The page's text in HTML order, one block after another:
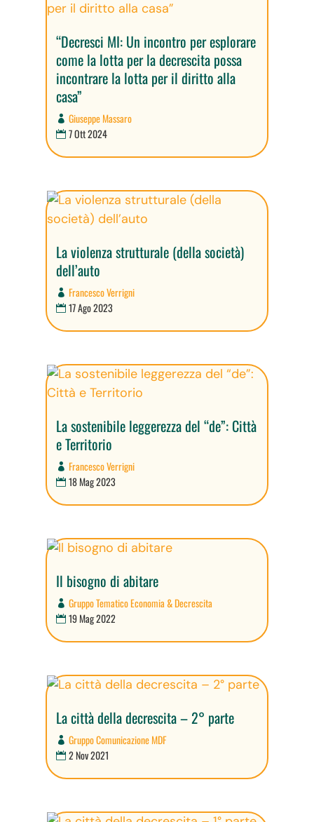
“Decresci MI: Un incontro per esplorare
come la lotta per la decrescita possa
incontrare la lotta per il diritto alla
casa”
Giuseppe Massaro
7 Ott 2024
La violenza strutturale (della società)
dell’auto
Francesco Verrigni
17 Ago 2023
La sostenibile leggerezza del “de”: Città
e Territorio
Francesco Verrigni
18 Mag 2023
Il bisogno di abitare
Gruppo Tematico Economia & Decrescita
19 Mag 2022
La città della decrescita – 2° parte
Gruppo Comunicazione MDF
2 Nov 2021